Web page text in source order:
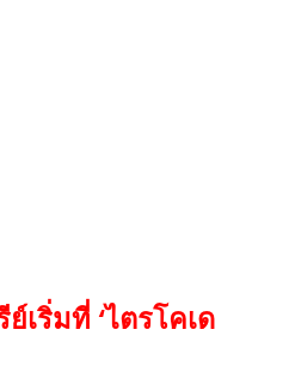
เริ่มที่ ‘ไตรโคเด